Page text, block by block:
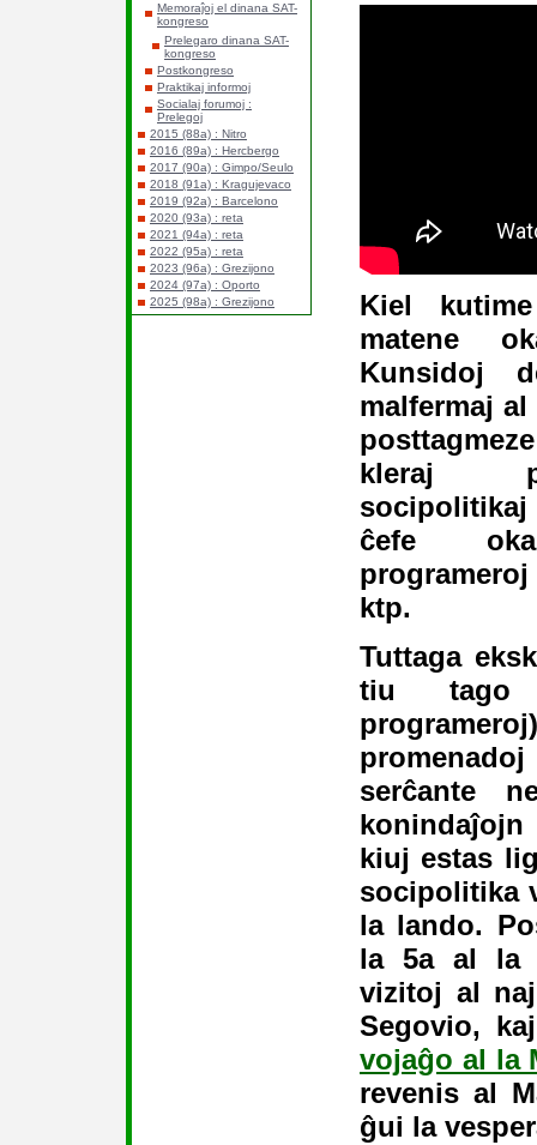
Memoraĵoj el dinana SAT-
kongreso
Prelegaro dinana SAT-
kongreso
Postkongreso
Praktikaj informoj
Socialaj forumoj :
Prelegoj
2015 (88a) : Nitro
2016 (89a) : Hercbergo
2017 (90a) : Gimpo/Seulo
2018 (91a) : Kragujevaco
2019 (92a) : Barcelono
2020 (93a) : reta
2021 (94a) : reta
2022 (95a) : reta
2023 (96a) : Grezijono
2024 (97a) : Oporto
2025 (98a) : Grezijono
Kiel
matene
Kunsidoj
malfermaj
kleraj
ĉefe
ktp.
Tuttaga
tiu
serĉante
kiuj estas
socipolitika
la lando.
la 5a al la
vizitoj al
Segovio,
vojaĝo al la
revenis al
ĝui la